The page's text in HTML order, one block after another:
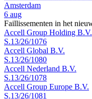
Amsterdam
6 aug
Faillissementen in het
Accell Group Holding B.V.
S.13/26/1076
Accell Global B.V.
S.13/26/1080
Accell Nederland B.V.
S.13/26/1078
Accell Group Europe B.V.
S.13/26/1081